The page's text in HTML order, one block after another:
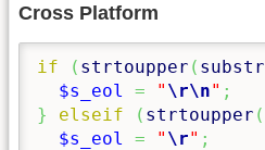
Cross Platform
if ( strtoupper ( substr
$s_eol
= " \r\n" ;
}
elseif ( strtoupper (
$s_eol
= " \r" ;